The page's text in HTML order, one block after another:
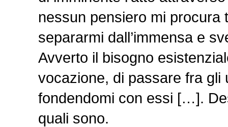
nessun pensiero mi procura
separarmi dall’immensa e
Avverto il bisogno
vocazione, di passare fra gli
fondendomi con essi […].
quali sono.